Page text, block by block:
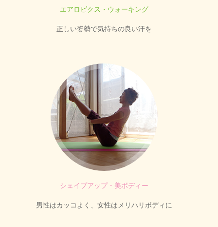
エアロビクス・ウォーキング
正しい姿勢で気持ちの良い汗を
シェイプアップ・美ボディー
男性はカッコよく、女性はメリハリボディに